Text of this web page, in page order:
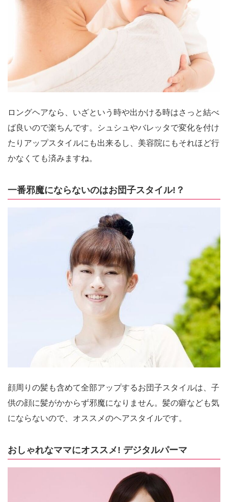
ロングヘアなら、いざという時や出かける時はさっと結べ
ば良いので楽ちんです。シュシュやバレッタで変化を付け
たりアップスタイルにも出来るし、美容院にもそれほど行
かなくても済みますね。
一番邪魔にならないのはお団子スタイル!？
顔周りの髪も含めて全部アップするお団子スタイルは、子
供の顔に髪がかからず邪魔になりません。髪の癖なども気
にならないので、オススメのヘアスタイルです。
おしゃれなママにオススメ! デジタルパーマ